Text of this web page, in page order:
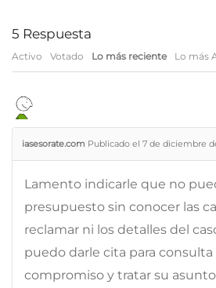
5 Respuesta
Activo Votado Lo más reciente Lo más
iasesorate.com Publicado el 7 de diciembre
Lamento indicarle que no
presupuesto sin conocer las
reclamar ni los detalles del
puedo darle cita para
compromiso y tratar su